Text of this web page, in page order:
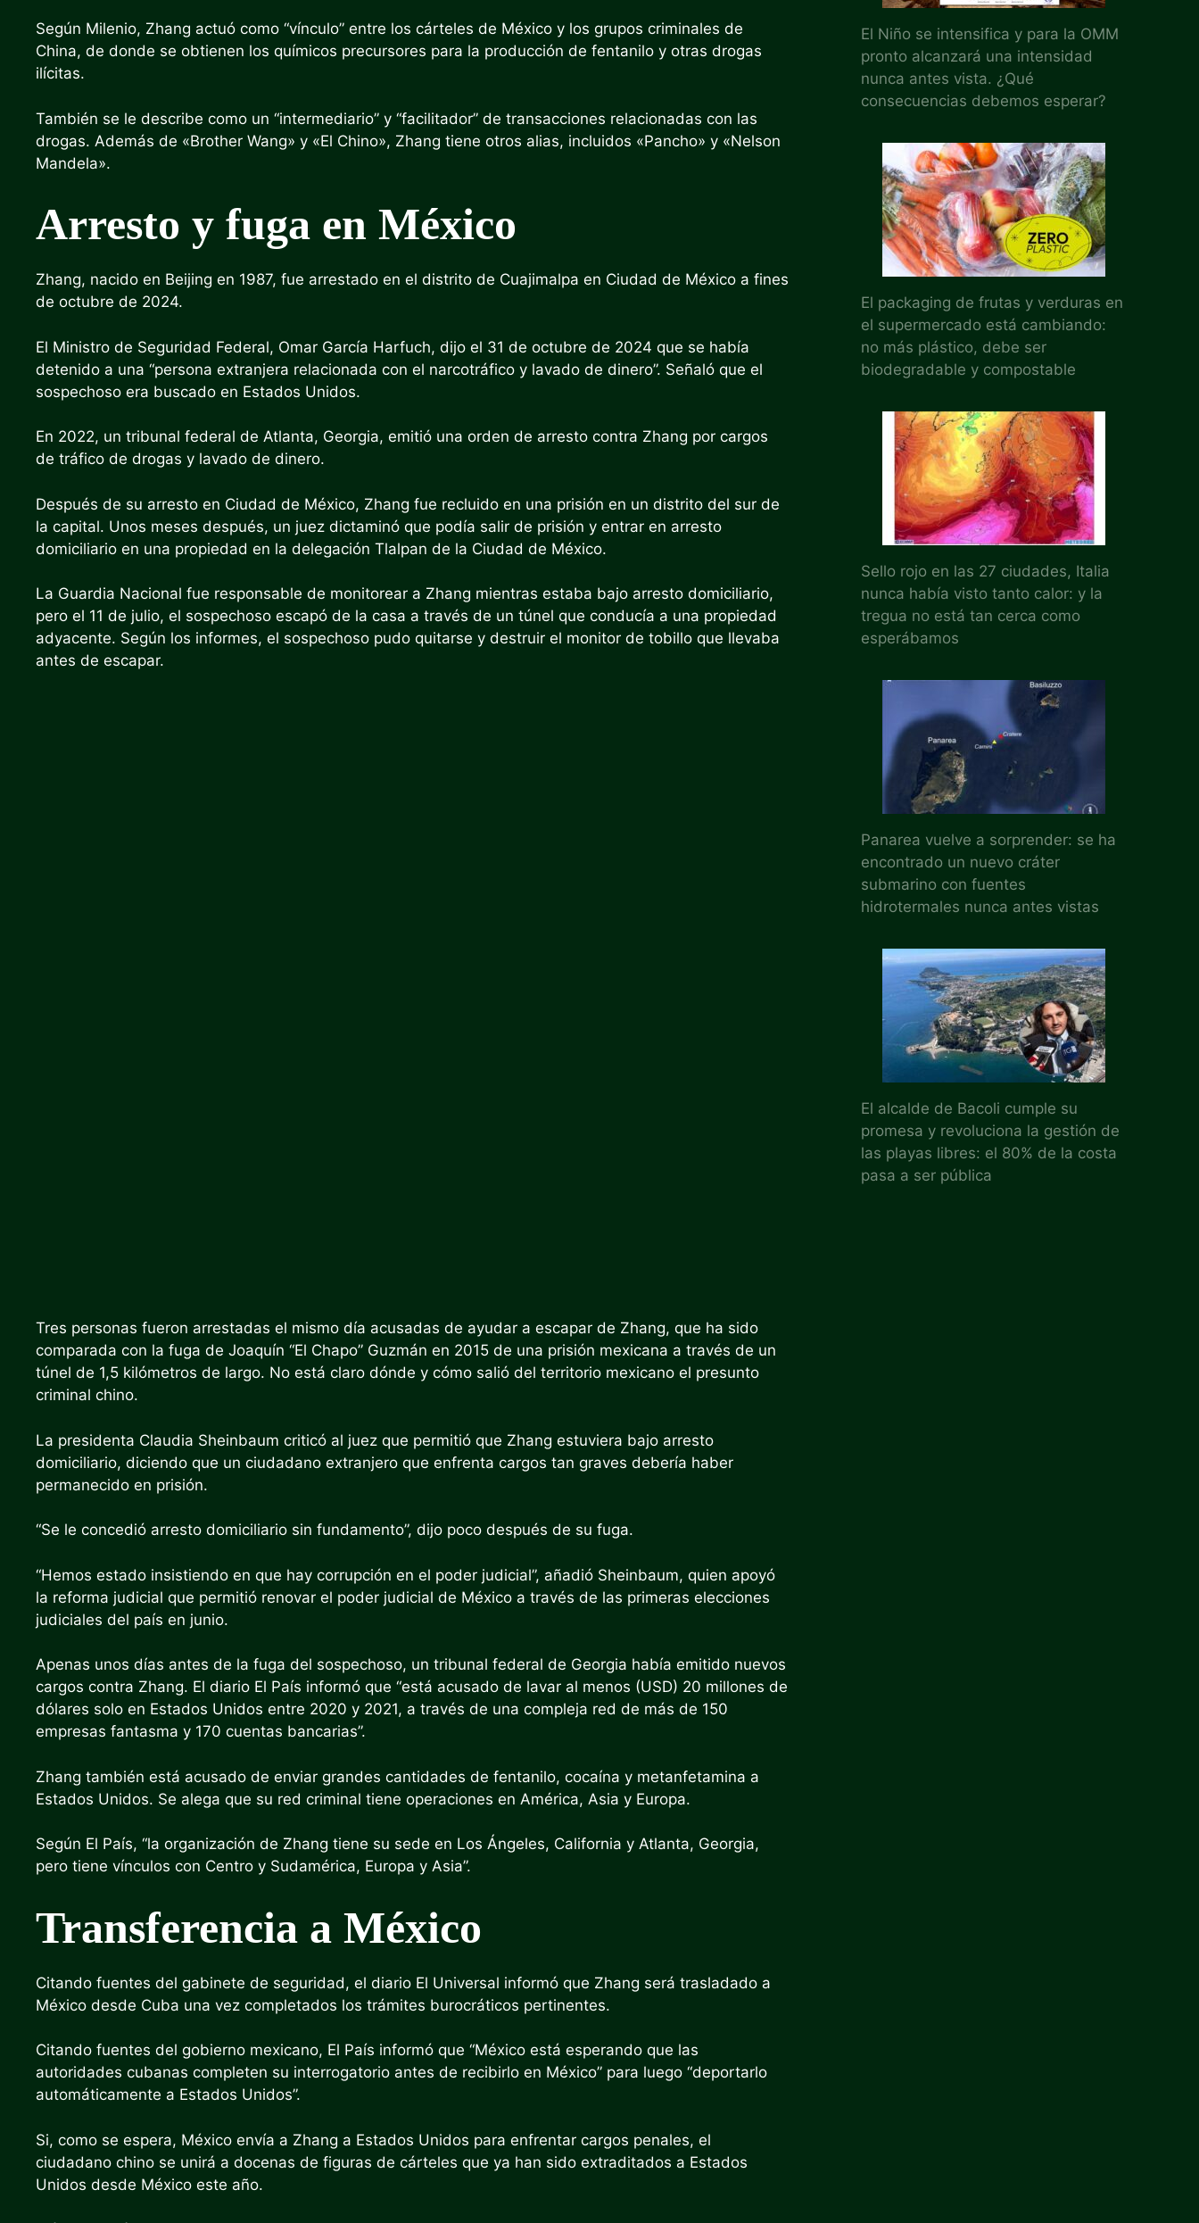
Según Milenio, Zhang actuó como “vínculo” entre los cárteles de México y los grupos criminales de
China, de donde se obtienen los químicos precursores para la producción de fentanilo y otras drogas
ilícitas.
También se le describe como un “intermediario” y “facilitador” de transacciones relacionadas con las
drogas. Además de «Brother Wang» y «El Chino», Zhang tiene otros alias, incluidos «Pancho» y «Nelson
Mandela».
Arresto y fuga en México
Zhang, nacido en Beijing en 1987, fue arrestado en el distrito de Cuajimalpa en Ciudad de México a fines
de octubre de 2024.
El Ministro de Seguridad Federal, Omar García Harfuch, dijo el 31 de octubre de 2024 que se había
detenido a una “persona extranjera relacionada con el narcotráfico y lavado de dinero”. Señaló que el
sospechoso era buscado en Estados Unidos.
En 2022, un tribunal federal de Atlanta, Georgia, emitió una orden de arresto contra Zhang por cargos
de tráfico de drogas y lavado de dinero.
Después de su arresto en Ciudad de México, Zhang fue recluido en una prisión en un distrito del sur de
la capital. Unos meses después, un juez dictaminó que podía salir de prisión y entrar en arresto
domiciliario en una propiedad en la delegación Tlalpan de la Ciudad de México.
La Guardia Nacional fue responsable de monitorear a Zhang mientras estaba bajo arresto domiciliario,
pero el 11 de julio, el sospechoso escapó de la casa a través de un túnel que conducía a una propiedad
adyacente. Según los informes, el sospechoso pudo quitarse y destruir el monitor de tobillo que llevaba
antes de escapar.
Tres personas fueron arrestadas el mismo día acusadas de ayudar a escapar de Zhang, que ha sido
comparada con la fuga de Joaquín “El Chapo” Guzmán en 2015 de una prisión mexicana a través de un
túnel de 1,5 kilómetros de largo. No está claro dónde y cómo salió del territorio mexicano el presunto
criminal chino.
La presidenta Claudia Sheinbaum criticó al juez que permitió que Zhang estuviera bajo arresto
domiciliario, diciendo que un ciudadano extranjero que enfrenta cargos tan graves debería haber
permanecido en prisión.
“Se le concedió arresto domiciliario sin fundamento”, dijo poco después de su fuga.
“Hemos estado insistiendo en que hay corrupción en el poder judicial”, añadió Sheinbaum, quien apoyó
la reforma judicial que permitió renovar el poder judicial de México a través de las primeras elecciones
judiciales del país en junio.
Apenas unos días antes de la fuga del sospechoso, un tribunal federal de Georgia había emitido nuevos
cargos contra Zhang. El diario El País informó que “está acusado de lavar al menos (USD) 20 millones de
dólares solo en Estados Unidos entre 2020 y 2021, a través de una compleja red de más de 150
empresas fantasma y 170 cuentas bancarias”.
Zhang también está acusado de enviar grandes cantidades de fentanilo, cocaína y metanfetamina a
Estados Unidos. Se alega que su red criminal tiene operaciones en América, Asia y Europa.
Según El País, “la organización de Zhang tiene su sede en Los Ángeles, California y Atlanta, Georgia,
pero tiene vínculos con Centro y Sudamérica, Europa y Asia”.
Transferencia a México
Citando fuentes del gabinete de seguridad, el diario El Universal informó que Zhang será trasladado a
México desde Cuba una vez completados los trámites burocráticos pertinentes.
Citando fuentes del gobierno mexicano, El País informó que “México está esperando que las
autoridades cubanas completen su interrogatorio antes de recibirlo en México” para luego “deportarlo
automáticamente a Estados Unidos”.
Si, como se espera, México envía a Zhang a Estados Unidos para enfrentar cargos penales, el
ciudadano chino se unirá a docenas de figuras de cárteles que ya han sido extraditados a Estados
Unidos desde México este año.
El Niño se intensifica y para la OMM
pronto alcanzará una intensidad
nunca antes vista. ¿Qué
consecuencias debemos esperar?
El packaging de frutas y verduras en
el supermercado está cambiando:
no más plástico, debe ser
biodegradable y compostable
Sello rojo en las 27 ciudades, Italia
nunca había visto tanto calor: y la
tregua no está tan cerca como
esperábamos
Panarea vuelve a sorprender: se ha
encontrado un nuevo cráter
submarino con fuentes
hidrotermales nunca antes vistas
El alcalde de Bacoli cumple su
promesa y revoluciona la gestión de
las playas libres: el 80% de la costa
pasa a ser pública